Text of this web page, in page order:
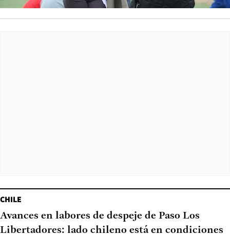
CHILE
Avances en labores de despeje de Paso Los
Libertadores: lado chileno está en condiciones